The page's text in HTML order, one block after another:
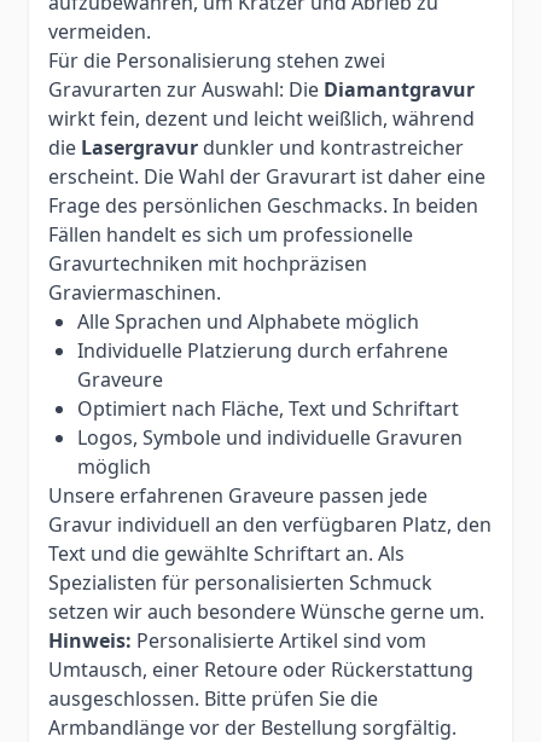
vermeiden.
Für die Personalisierung stehen zwei
Gravurarten zur Auswahl: Die Diamantgravur
wirkt fein, dezent und leicht weißlich, während
die Lasergravur dunkler und kontrastreicher
erscheint. Die Wahl der Gravurart ist daher eine
Frage des persönlichen Geschmacks. In beiden
Fällen handelt es sich um professionelle
Gravurtechniken mit hochpräzisen
Graviermaschinen.
Alle Sprachen und Alphabete möglich
Individuelle Platzierung durch erfahrene
Graveure
Optimiert nach Fläche, Text und Schriftart
Logos, Symbole und individuelle Gravuren
möglich
Unsere erfahrenen Graveure passen jede
Gravur individuell an den verfügbaren Platz, den
Text und die gewählte Schriftart an. Als
Spezialisten für personalisierten Schmuck
setzen wir auch besondere Wünsche gerne um.
Hinweis: Personalisierte Artikel sind vom
Umtausch, einer Retoure oder Rückerstattung
ausgeschlossen. Bitte prüfen Sie die
Armbandlänge vor der Bestellung sorgfältig.